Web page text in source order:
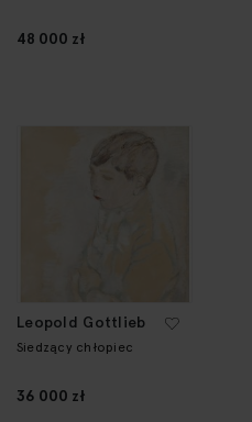
48 000 zł
Leopold Gottlieb
Siedzący chłopiec
36 000 zł